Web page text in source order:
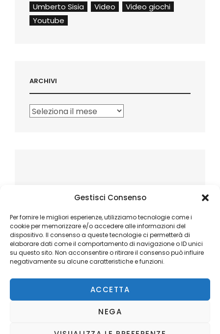
Gestisci Consenso
Per fornire le migliori esperienze, utilizziamo tecnologie come i
cookie per memorizzare e/o accedere alle informazioni del
dispositivo. Il consenso a queste tecnologie ci permetterà di
elaborare dati come il comportamento di navigazione o ID unici
su questo sito. Non acconsentire o ritirare il consenso può influire
negativamente su alcune caratteristiche e funzioni.
ACCETTA
NEGA
Umberto Sisia
Video
Video giochi
Youtube
ARCHIVI
Archivi